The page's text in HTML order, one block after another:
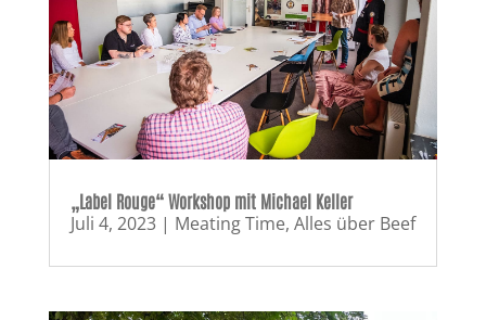
„Label Rouge“ Workshop mit Michael Keller
Juli 4, 2023| Meating Time, Alles über Beef